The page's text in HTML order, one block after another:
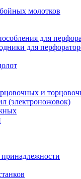
молотков
для
для
и
(электроножовок)